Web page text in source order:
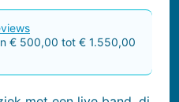
€ 500,00 tot € 1.550,00